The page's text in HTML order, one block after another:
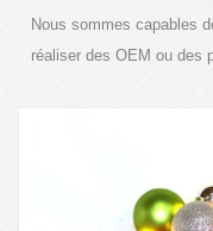
Nous sommes capables
réaliser des OEM ou des